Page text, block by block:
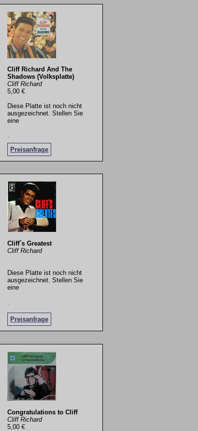
Cliff Richard And The
Shadows (Volksplatte)
Cliff Richard
5,00 €
Diese Platte ist noch nicht
ausgezeichnet. Stellen Sie
eine
Preisanfrage
.
Cliff´s Greatest
Cliff Richard
Diese Platte ist noch nicht
ausgezeichnet. Stellen Sie
eine
Preisanfrage
Congratulations to Cliff
Cliff Richard
5,00 €